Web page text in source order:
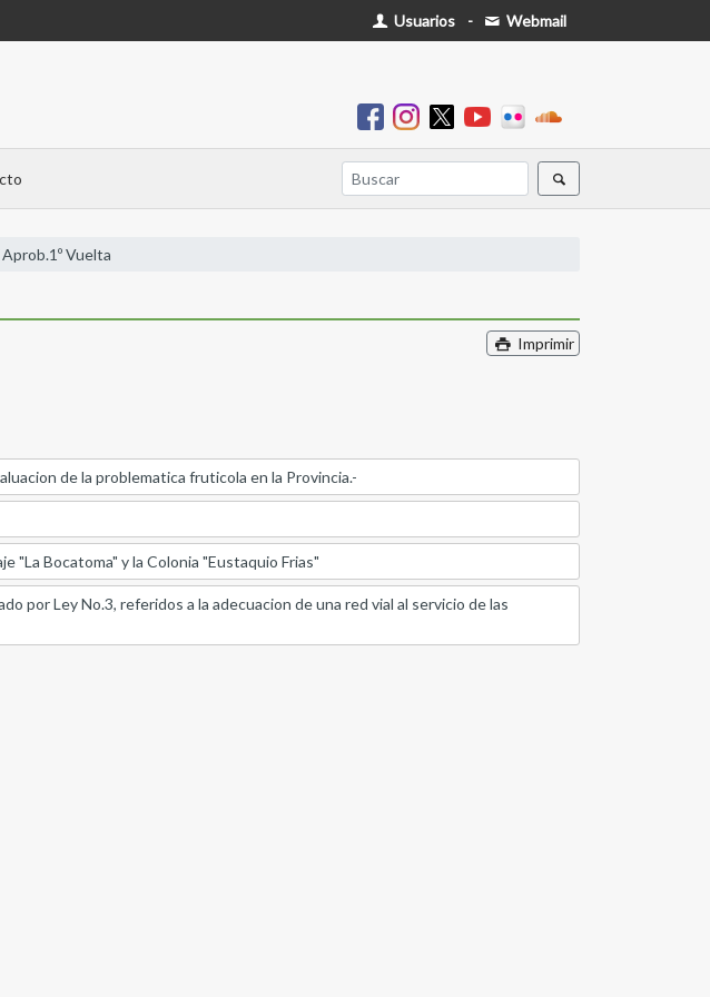
Usuarios - Webmail
Vuelta
Imprimir
de la problematica fruticola en la Provincia.-
"La Bocatoma" y la Colonia "Eustaquio Frias"
por Ley No.3, referidos a la adecuacion de una red vial al servicio de las